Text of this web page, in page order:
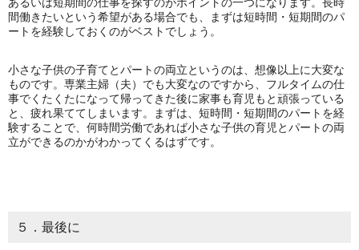
間働きたいという希望がある場合でも、まずは短時間・短期間のパ
ートを経験しておくのがベストでしょう。
小さな子供の子育てとパートの両立というのは、想像以上に大変な
ものです。専業主婦（夫）でも大変なのですから、フルタイムの仕
事でくたくたになって帰ってきた後に家事も育児もと頑張っている
と、疲れ果ててしまいます。まずは、短時間・短期間のパートを経
験することで、何時間労働であれば小さな子供の育児とパートの両
立ができるのかがわかってくるはずです。
５．最後に